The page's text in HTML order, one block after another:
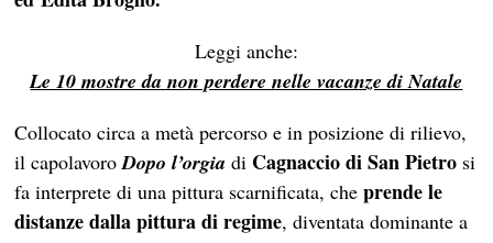
Leggi anche:
Le 10 mostre da non perdere nelle vacanze di Natale
Collocato circa a metà percorso e in posizione di rilievo,
il capolavoroDopo l’orgia di Cagnaccio di San Pietro si
fa interprete di una pittura scarnificata, cheprende le
distanze dalla pittura di regime, diventata dominante a